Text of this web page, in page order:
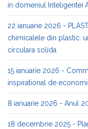
in domeniul Inteligentei
22 ianuarie 2026 -
chimicalele din plastic:
circulara solida
15 ianuarie 2026 -
inspirational de
8 ianuarie 2026 - Anul
18 decembrie 2025 -